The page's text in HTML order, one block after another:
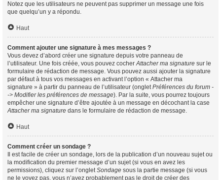
Notez que les utilisateurs ne peuvent pas supprimer un message une fois
que quelqu’un y a répondu.
Haut
Comment ajouter une signature à mes messages ?
Vous devez d’abord créer une signature depuis votre panneau de
l’utilisateur. Une fois créée, vous pouvez cocherAttacher ma signature sur le
formulaire de rédaction de message. Vous pouvez aussi ajouter la signature
par défaut à tous vos messages en activant l’option « Attacher ma
signature » à partir du panneau de l’utilisateur (ongletPréférences du forum -
-> Modifier les préférences de message). Par la suite, vous pourrez toujours
empêcher une signature d’être ajoutée à un message en décochant la case
Attacher ma signature dans le formulaire de rédaction de message.
Haut
Comment créer un sondage ?
Il est facile de créer un sondage, lors de la publication d’un nouveau sujet ou
la modification du premier message d’un sujet (si vous en avez les
permissions), cliquez sur l’ongletSondage sous la partie message (si vous
ne le voyez pas, vous n’avez probablement pas le droit de créer des